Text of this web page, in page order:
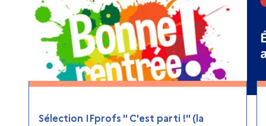
Sélection IFprofs " C'est parti !" (la